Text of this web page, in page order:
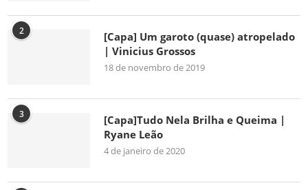
2
[Capa] Um garoto (quase) atropelado
| Vinicius Grossos
18 de novembro de 2019
3
[Capa]Tudo Nela Brilha e Queima |
Ryane Leão
4 de janeiro de 2020